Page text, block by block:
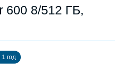
600 8/512 ГБ,
1 год